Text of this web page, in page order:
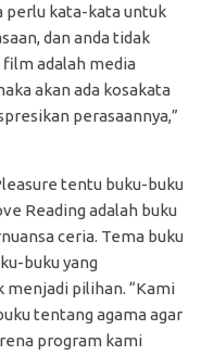
perlu kata-kata untuk
dan anda tidak
adalah media
akan ada kosakata
perasaannya,”
tentu buku-buku
Reading adalah buku
ceria. Tema buku
buku yang
menjadi pilihan. “Kami
tentang agama agar
program kami